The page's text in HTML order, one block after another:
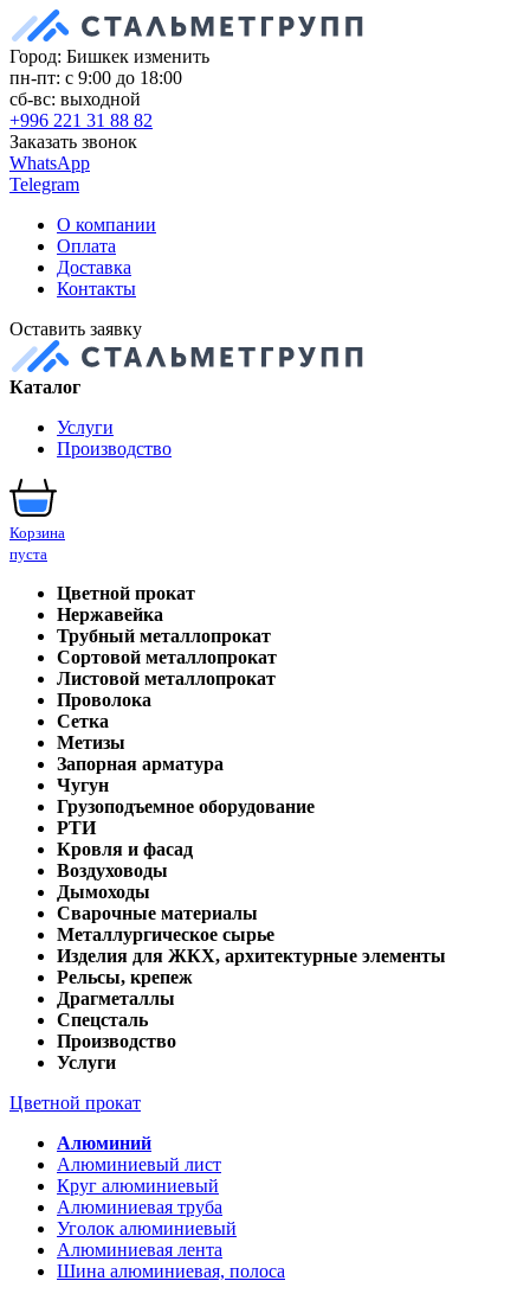
Город: Бишкек изменить
пн-пт: с 9:00 до 18:00
сб-вс: выходной
+996 221 31 88 82
Заказать звонок
WhatsApp
Telegram
О компании
Оплата
Доставка
Контакты
Оставить заявку
Каталог
Услуги
Производство
Корзина
пуста
Цветной прокат
Нержавейка
Трубный металлопрокат
Сортовой металлопрокат
Листовой металлопрокат
Проволока
Сетка
Метизы
Запорная арматура
Чугун
Грузоподъемное оборудование
РТИ
Кровля и фасад
Воздуховоды
Дымоходы
Сварочные материалы
Металлургическое сырье
Изделия для ЖКХ, архитектурные элементы
Рельсы, крепеж
Драгметаллы
Спецсталь
Производство
Услуги
Цветной прокат
Алюминий
Алюминиевый лист
Круг алюминиевый
Алюминиевая труба
Уголок алюминиевый
Алюминиевая лента
Шина алюминиевая, полоса